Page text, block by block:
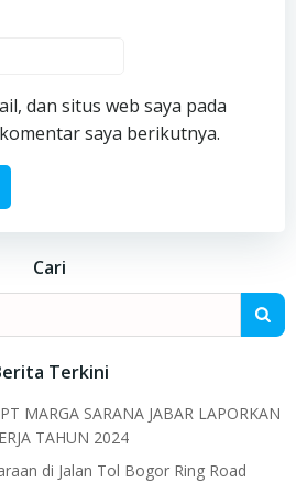
dan situs web saya pada
saya berikutnya.
Cari
Terkini
MARGA SARANA JABAR LAPORKAN
TAHUN 2024
di Jalan Tol Bogor Ring Road